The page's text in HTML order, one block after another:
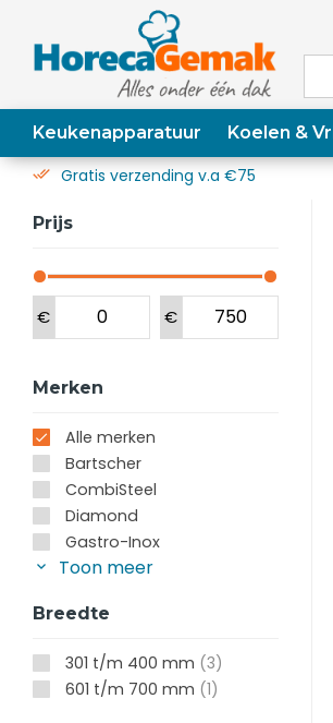
Keukenapparatuur Koelen &
Gratis verzending v.a €75
Prijs
€ €
Merken
Alle merken
Bartscher
CombiSteel
Diamond
Gastro-Inox
Toon meer
Breedte
301 t/m 400 mm (3)
601 t/m 700 mm (1)